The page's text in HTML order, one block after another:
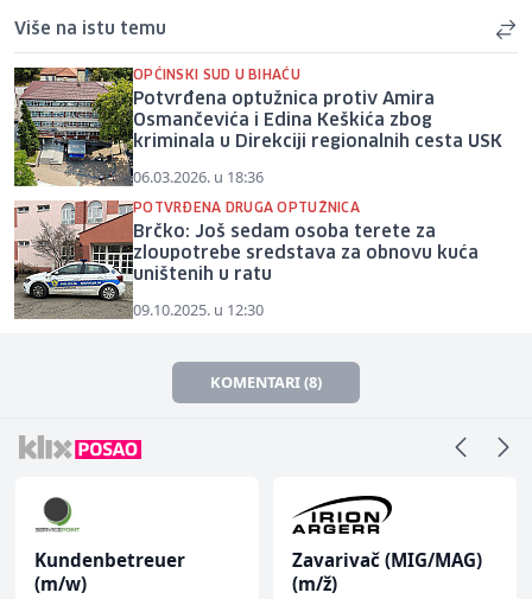
Više na istu temu
OPĆINSKI SUD U BIHAĆU
Potvrđena optužnica protiv Amira
Osmančevića i Edina Keškića zbog
kriminala u Direkciji regionalnih cesta USK
06.03.2026. u 18:36
POTVRĐENA DRUGA OPTUŽNICA
Brčko: Još sedam osoba terete za
zloupotrebe sredstava za obnovu kuća
uništenih u ratu
09.10.2025. u 12:30
KOMENTARI (8)
Kundenbetreuer
(m/w)
Zavarivač (MIG/MAG)
(m/ž)